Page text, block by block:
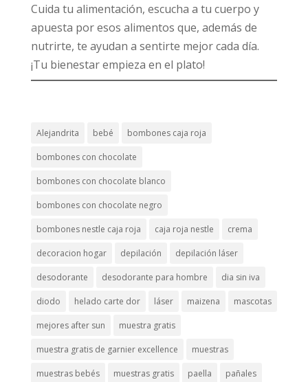
Cuida tu alimentación, escucha a tu cuerpo y
apuesta por esos alimentos que, además de
nutrirte, te ayudan a sentirte mejor cada día.
¡Tu bienestar empieza en el plato!
Alejandrita bebé bombones caja roja
bombones con chocolate
bombones con chocolate blanco
bombones con chocolate negro
bombones nestle caja roja caja roja nestle crema
decoracion hogar depilación depilación láser
desodorante desodorante para hombre dia sin iva
diodo helado carte dor láser maizena mascotas
mejores after sun muestra gratis
muestra gratis de garnier excellence muestras
muestras bebés muestras gratis paella pañales